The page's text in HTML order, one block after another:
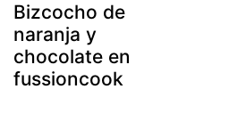
Bizcocho de
naranja y
chocolate en
fussioncook